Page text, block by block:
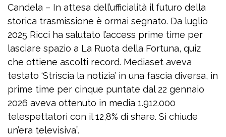
Candela – In attesa dell’ufficialità il futuro della
storica trasmissione è ormai segnato. Da luglio
2025 Ricci ha salutato l’access prime time per
lasciare spazio a La Ruota della Fortuna, quiz
che ottiene ascolti record. Mediaset aveva
testato ‘Striscia la notizia’ in una fascia diversa, in
prime time per cinque puntate dal 22 gennaio
2026 aveva ottenuto in media 1.912.000
telespettatori con il 12,8% di share. Si chiude
un’era televisiva”.